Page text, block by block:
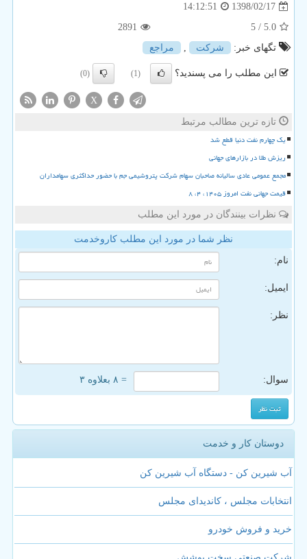
1398/02/17
14:12:51
5.0
/ 5
2891
تگهای خبر:
شركت , مراجع
این مطلب را می پسندید؟ (1)
(0)
X
تازه ترین مطالب مرتبط
یک چهارم نفت دنیا قطع شد
ریزش طلا در بازارهای جهانی
مجمع عمومی عادی سالیانه صاحبان سهام شرکت پتروشیمی جم با حضور حداکثری سهامداران
قیمت جهانی نفت امروز ۱۴۰۵، ۴، ۸
نظرات بینندگان در مورد این مطلب
نظر شما در مورد این مطلب کاروخدمت
نام:
ایمیل:
نظر:
سوال: = ۸ بعلاوه ۳
دوستان کار و خدمت
آب شیرین کن - دستگاه آب شیرین کن
انتخابات مجلس ، کاندیدای مجلس
خرید و فروش خودرو